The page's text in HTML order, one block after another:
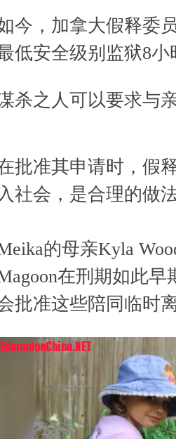
今，加拿大假释委
低安全级别监狱8
杀之人可以要求与
批准其申请时，假
入社会，是合理的做
的母亲Kyla
在刑期如此
批准这些陪同临时